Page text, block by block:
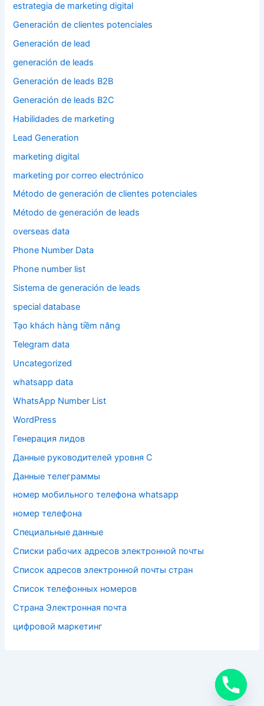
estrategia de marketing digital
Generación de clientes potenciales
Generación de lead
generación de leads
Generación de leads B2B
Generación de leads B2C
Habilidades de marketing
Lead Generation
marketing digital
marketing por correo electrónico
Método de generación de clientes potenciales
Método de generación de leads
overseas data
Phone Number Data
Phone number list
Sistema de generación de leads
special database
Tạo khách hàng tiềm năng
Telegram data
Uncategorized
whatsapp data
WhatsApp Number List
WordPress
Генерация лидов
Данные руководителей уровня C
Данные телеграммы
номер мобильного телефона whatsapp
номер телефона
Специальные данные
Списки рабочих адресов электронной почты
Список адресов электронной почты стран
Список телефонных номеров
Страна Электронная почта
цифровой маркетинг